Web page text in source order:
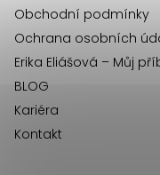
Obchodní podmínky
Ochrana osobních
Erika Eliášová – Můj
BLOG
Kariéra
Kontakt